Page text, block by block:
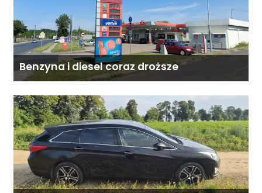
Benzyna i diesel coraz droższe